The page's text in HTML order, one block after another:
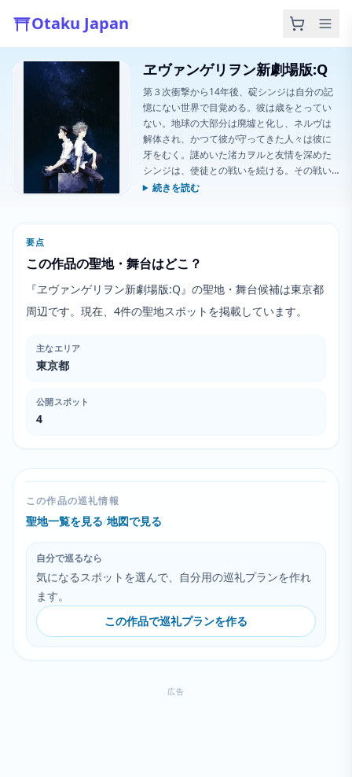
Otaku Japan
ヱヴァンゲリヲン新劇場版:Q
第３次衝撃から14年後、碇シンジは自分の記
憶にない世界で目覚める。彼は歳をとってい
ない。地球の大部分は廃墟と化し、ネルヴは
解体され、かつて彼が守ってきた人々は彼に
牙をむく。謎めいた渚カヲルと友情を深めた
シンジは、使徒との戦いを続ける。その戦い
はたとえ元盟友との戦闘であっても、終わり
続きを読む
要点
この作品の聖地・舞台はどこ？
『ヱヴァンゲリヲン新劇場版:Q』の聖地・舞台候補は東京都
周辺です。現在、4件の聖地スポットを掲載しています。
主なエリア
東京都
公開スポット
4
この作品の巡礼情報
聖地一覧を見る/地図で見る
自分で巡るなら
気になるスポットを選んで、自分用の巡礼プランを作れ
ます。
この作品で巡礼プランを作る
広告